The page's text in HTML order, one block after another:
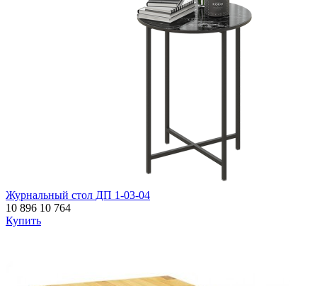
Журнальный стол ДП 1-03-04
10 896 10 764
Купить